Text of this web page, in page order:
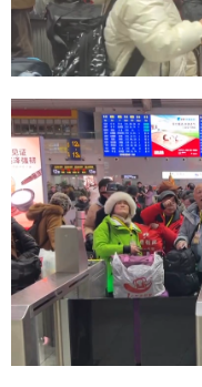
Русский язык
Deutsch